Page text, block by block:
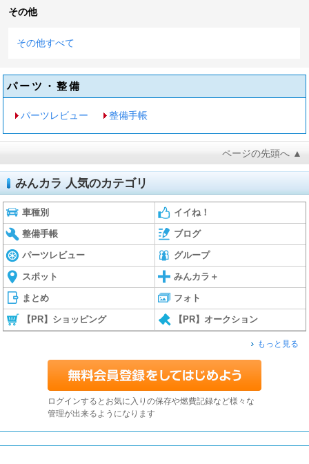
その他
その他すべて
パーツ・整備
パーツレビュー 整備手帳
ページの先頭へ ▲
みんカラ 人気のカテゴリ
車種別 イイね！
整備手帳 ブログ
パーツレビュー グループ
スポット みんカラ＋
まとめ フォト
【PR】ショッピング 【PR】オークション
もっと見る
ログインするとお気に入りの保存や燃費記録など様々な
管理が出来るようになります